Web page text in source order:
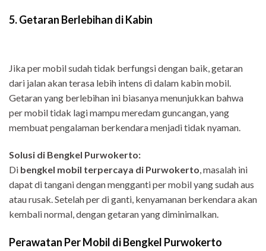
5. Getaran Berlebihan di Kabin
Jika per mobil sudah tidak berfungsi dengan baik, getaran
dari jalan akan terasa lebih intens di dalam kabin mobil.
Getaran yang berlebihan ini biasanya menunjukkan bahwa
per mobil tidak lagi mampu meredam guncangan, yang
membuat pengalaman berkendara menjadi tidak nyaman.
Solusi di Bengkel Purwokerto:
Di bengkel mobil terpercaya di Purwokerto, masalah ini
dapat di tangani dengan mengganti per mobil yang sudah aus
atau rusak. Setelah per di ganti, kenyamanan berkendara akan
kembali normal, dengan getaran yang diminimalkan.
Perawatan Per Mobil di Bengkel Purwokerto